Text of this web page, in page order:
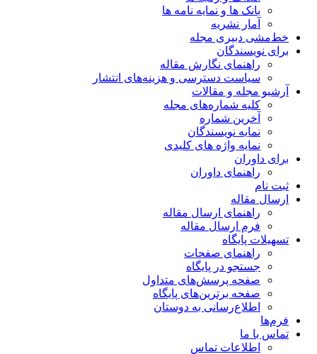
بانک ها و نمایه نامه ها
آمار نشریه
خط‌مشی دبیری مجله
برای نویسندگان
راهنمای نگارش مقاله
سیاست دسترسی و هزینه‌های انتشار
آرشیو مجله و مقالات
کلیه شماره‌های مجله
آخرین شماره
نمایه نویسندگان
نمایه واژه های کلیدی
برای داوران
راهنمای داوران
ثبت نام
ارسال مقاله
راهنمای ارسال مقاله
فرم ارسال مقاله
تسهیلات پایگاه
راهنمای صفحات
جستجو در پایگاه
صفحه پرسش‌های متداول
صفحه برترین‌های پایگاه
اطلاع‌رسانی به دوستان
فرم‌ها
تماس با ما
اطلاعات تماس